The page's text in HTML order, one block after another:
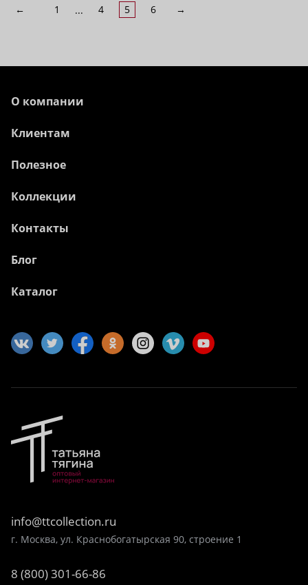
← 1 ... 4 5 6 →
О компании
Клиентам
Полезное
Коллекции
Контакты
Блог
Каталог
info@ttcollection.ru
г. Москва, ул. Краснобогатырская 90, строение 1
8 (800) 301-66-86